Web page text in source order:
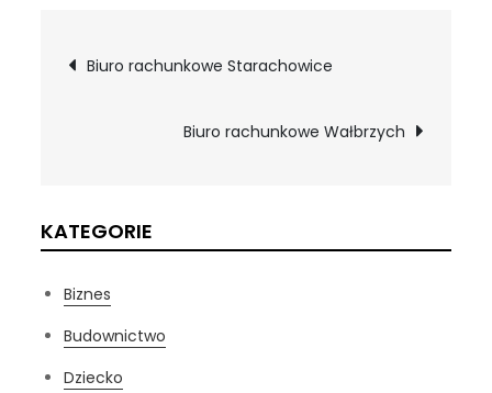
Nawigacja
wpisu
Biuro rachunkowe Starachowice
Biuro rachunkowe Wałbrzych
KATEGORIE
Biznes
Budownictwo
Dziecko